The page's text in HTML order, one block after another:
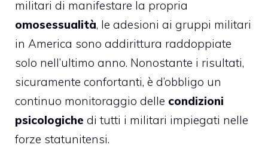
militari di manifestare la propria
omosessualità, le adesioni ai gruppi militari
in America sono addirittura raddoppiate
solo nell’ultimo anno. Nonostante i risultati,
sicuramente confortanti, è d’obbligo un
continuo monitoraggio delle condizioni
psicologiche di tutti i militari impiegati nelle
forze statunitensi.